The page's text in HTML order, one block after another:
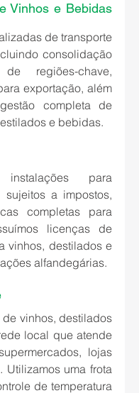
Vinhos e Bebidas
de transporte
consolidação
regiões-chave,
exportação, além
completa de
e bebidas.
para
sujeitos a impostos,
completas para
licenças de
vinhos, destilados e
alfandegárias.
vinhos, destilados
local que atende
lojas
uma frota
de temperatura